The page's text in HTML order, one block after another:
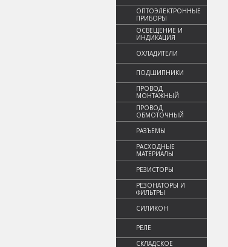
ОПТОЭЛЕКТРОННЫЕ
ПРИБОРЫ
ОСВЕЩЕНИЕ И
ИНДИКАЦИЯ
ОХЛАДИТЕЛИ
ПОДШИПНИКИ
ПРОВОД
МОНТАЖНЫЙ
ПРОВОД
ОБМОТОЧНЫЙ
РАЗЪЕМЫ
РАСХОДНЫЕ
МАТЕРИАЛЫ
РЕЗИСТОРЫ
РЕЗОНАТОРЫ И
ФИЛЬТРЫ
СИЛИКОН
РЕЛЕ
СКЛАДСКОЕ